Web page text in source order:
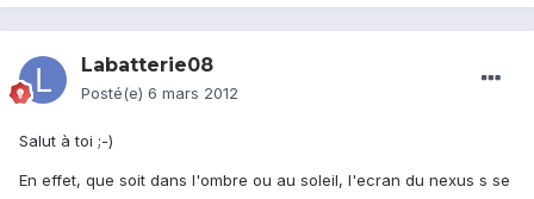
Labatterie08
Posté(e) 6 mars 2012
Salut à toi ;-)
En effet, que soit dans l'ombre ou au soleil, l'ecran du nexus s se